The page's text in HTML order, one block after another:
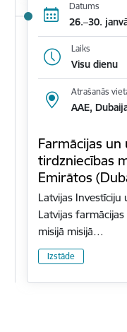
Datums
26.–30.
Laiks
Visu dienu
Atrašanās
AAE,
Farmācijas
tirdzniecības
Emirātos
Latvijas Investīciju
Latvijas
misijā misijā…
Izstāde